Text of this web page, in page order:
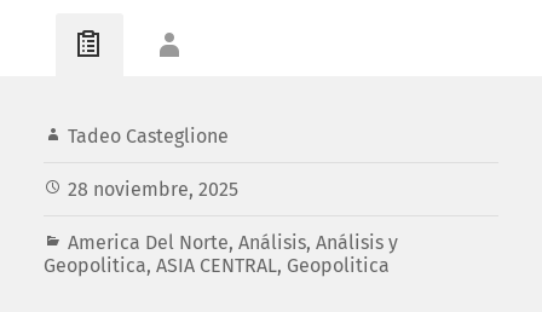
Tadeo Casteglione
28 noviembre, 2025
America Del Norte, Análisis, Análisis y
Geopolitica, ASIA CENTRAL, Geopolitica